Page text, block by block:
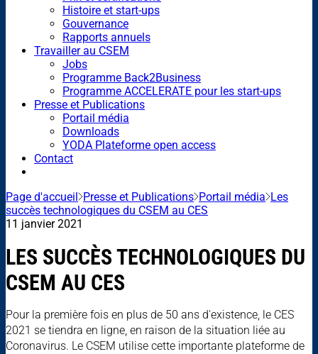
Histoire et start-ups
Gouvernance
Rapports annuels
Travailler au CSEM
Jobs
Programme Back2Business
Programme ACCELERATE pour les start-ups
Presse et Publications
Portail média
Downloads
YODA Plateforme open access
Contact
Page d'accueil Presse et Publications Portail média Les
succès technologiques du CSEM au CES
11 janvier 2021
LES SUCCÈS TECHNOLOGIQUES DU
CSEM AU CES
Pour la première fois en plus de 50 ans d'existence, le CES
2021 se tiendra en ligne, en raison de la situation liée au
Coronavirus. Le CSEM utilise cette importante plateforme de